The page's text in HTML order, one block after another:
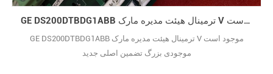
GE DS200DTBDG1ABB ترمینال هیئت مدیره مارک V موجود است
GE DS200DTBDG1ABB ترمینال هیئت مدیره مارک V موجود است
موجودی بزرگ تضمین اصلی جدید